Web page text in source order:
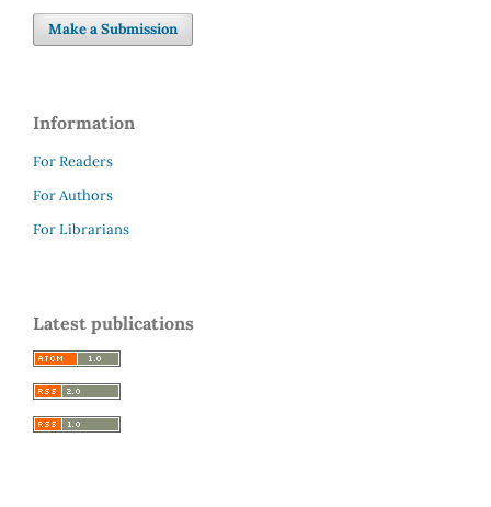
Make a Submission
Information
For Readers
For Authors
For Librarians
Latest publications